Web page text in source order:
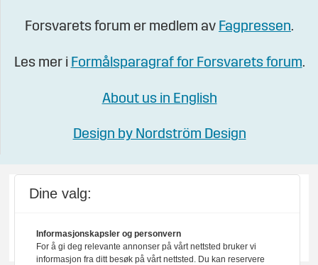
Forsvarets forum er medlem av Fagpressen.
Les mer i Formålsparagraf for Forsvarets forum.
About us in English
Design by Nordström Design
Dine valg:
Informasjonskapsler og personvern
For å gi deg relevante annonser på vårt nettsted bruker vi
informasjon fra ditt besøk på vårt nettsted. Du kan reservere